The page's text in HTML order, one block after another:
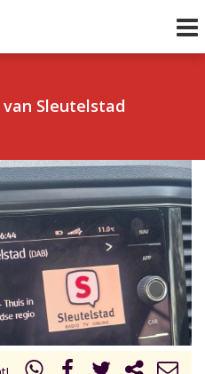
Sleutelstad
van 0 Volgend uur